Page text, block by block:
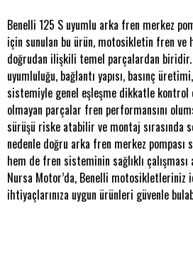
Benelli 125 S uyumlu arka fren merkez
için sunulan bu ürün, motosikletin fren
doğrudan ilişkili temel parçalardan
uyumluluğu, bağlantı yapısı, basınç
sistemiyle genel eşleşme dikkatle kontrol
olmayan parçalar fren performansını
sürüşü riske atabilir ve montaj sırasında
nedenle doğru arka fren merkez pompası
hem de fren sisteminin sağlıklı çalışması
Nursa Motor’da, Benelli motosikletleriniz
ihtiyaçlarınıza uygun ürünleri güvenle